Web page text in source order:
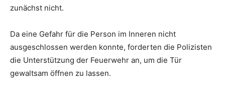
zunächst nicht.
Da eine Gefahr für die Person im Inneren nicht
ausgeschlossen werden konnte, forderten die Polizisten
die Unterstützung der Feuerwehr an, um die Tür
gewaltsam öffnen zu lassen.